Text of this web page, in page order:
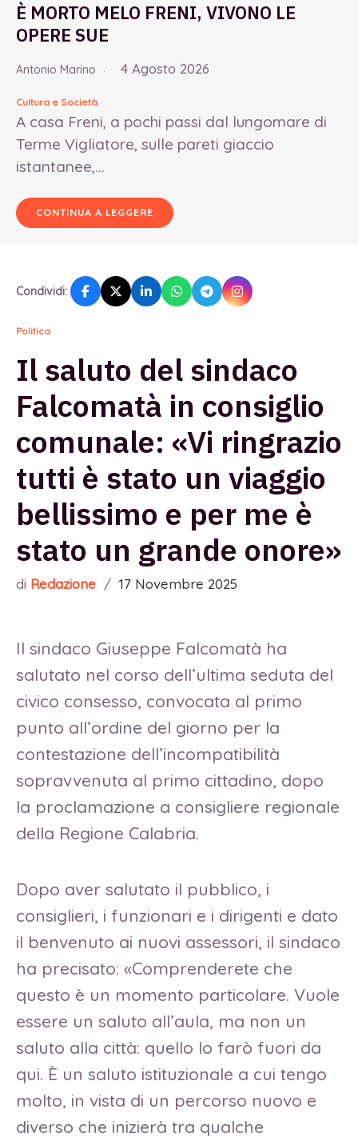
È MORTO MELO FRENI, VIVONO LE
OPERE SUE
Antonio Marino 4 Agosto 2026
Cultura e Società
A casa Freni, a pochi passi dal lungomare di
Terme Vigliatore, sulle pareti giaccio
istantanee,...
CONTINUA A LEGGERE
Condividi:
Politica
Il saluto del sindaco
Falcomatà in consiglio
comunale: «Vi ringrazio
tutti è stato un viaggio
bellissimo e per me è
stato un grande onore»
di Redazione / 17 Novembre 2025
Il sindaco Giuseppe Falcomatà ha
salutato nel corso dell’ultima seduta del
civico consesso, convocata al primo
punto all’ordine del giorno per la
contestazione dell’incompatibilità
sopravvenuta al primo cittadino, dopo
la proclamazione a consigliere regionale
della Regione Calabria.
Dopo aver salutato il pubblico, i
consiglieri, i funzionari e i dirigenti e dato
il benvenuto ai nuovi assessori, il sindaco
ha precisato: «Comprenderete che
questo è un momento particolare. Vuole
essere un saluto all’aula, ma non un
saluto alla città: quello lo farò fuori da
qui. È un saluto istituzionale a cui tengo
molto, in vista di un percorso nuovo e
diverso che inizierà tra qualche